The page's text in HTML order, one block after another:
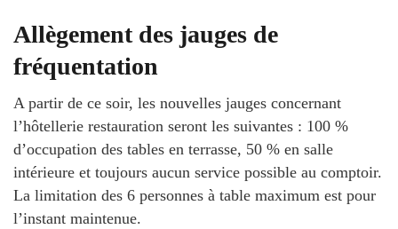
Allègement des jauges de
fréquentation
A partir de ce soir, les nouvelles jauges concernant
l’hôtellerie restauration seront les suivantes : 100 %
d’occupation des tables en terrasse, 50 % en salle
intérieure et toujours aucun service possible au comptoir.
La limitation des 6 personnes à table maximum est pour
l’instant maintenue.